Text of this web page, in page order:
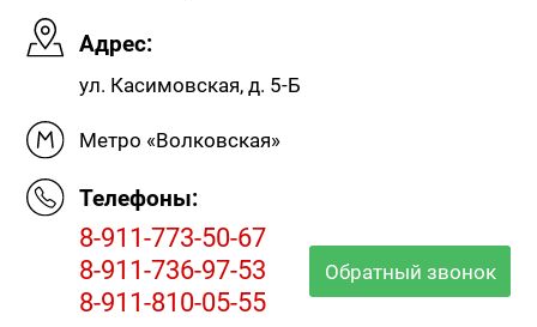
№204056
№118669 №118674 №118675
Адрес:
ул. Касимовская, д. 5-Б
Метро «Волковская»
Телефоны:
8-911-773-50-67
8-911-736-97-53
8-911-810-05-55
Обратный звонок